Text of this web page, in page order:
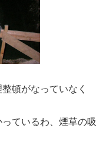
頓がなっていなく
ているわ、煙草の吸